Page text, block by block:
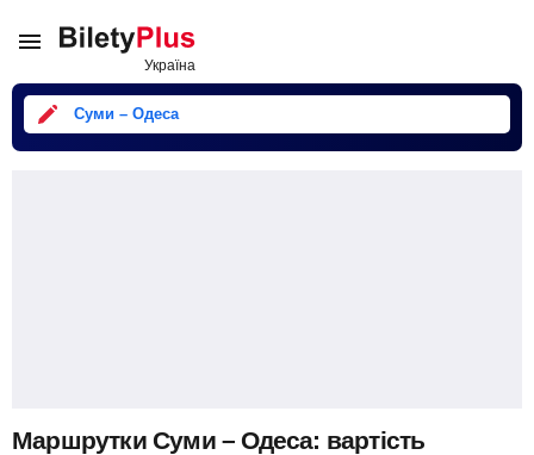
Суми – Одеса
Маршрутки Суми – Одеса: вартість